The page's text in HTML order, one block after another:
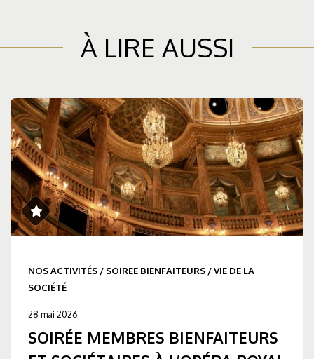
À LIRE AUSSI
NOS ACTIVITÉS / SOIREE BIENFAITEURS /VIE DE LA
SOCIÉTÉ
28 mai 2026
SOIRÉE MEMBRES BIENFAITEURS